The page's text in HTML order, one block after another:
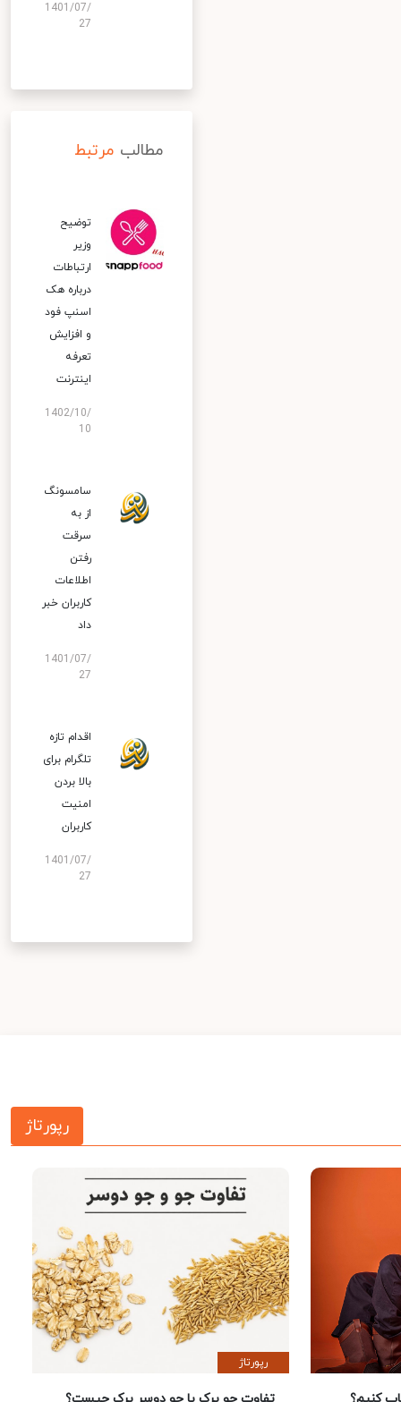
1401/07/
27
مطالب مرتبط
توضیح
وزیر
ارتباطات
درباره هک
اسنپ‌ فود
و افزایش
تعرفه
اینترنت
1402/10/
10
سامسونگ
از به
سرقت
رفتن
اطلاعات
کاربران خبر
داد
1401/07/
27
اقدام تازه
تلگرام برای
بالا بردن
امنیت
کاربران
1401/07/
27
رپورتاژ
رپورتاژ